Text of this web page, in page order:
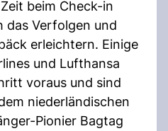
beim Check-in
das Verfolgen und
erleichtern. Einige
und Lufthansa
voraus und sind
niederländischen
Pionier Bagtag